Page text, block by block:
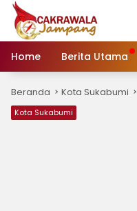
Langsung
konten
Home
Berita Utama
Beranda Kota Sukabumi
Kota Sukabumi